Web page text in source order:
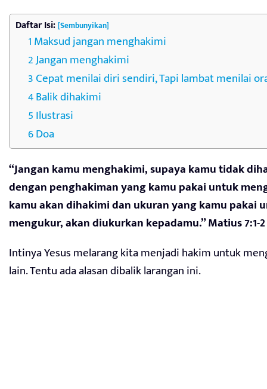
Daftar Isi:[Sembunyikan]
Maksud jangan menghakimi
Jangan menghakimi
Cepat menilai diri sendiri, Tapi lambat menilai
Balik dihakimi
Ilustrasi
Doa
“Jangan kamu menghakimi, supaya kamu tidak
dengan penghakiman yang kamu pakai untuk
kamu akan dihakimi dan ukuran yang kamu pakai
mengukur, akan diukurkan kepadamu.” Matius 7:1-2
Intinya Yesus melarang kita menjadi hakim untuk
lain. Tentu ada alasan dibalik larangan ini.